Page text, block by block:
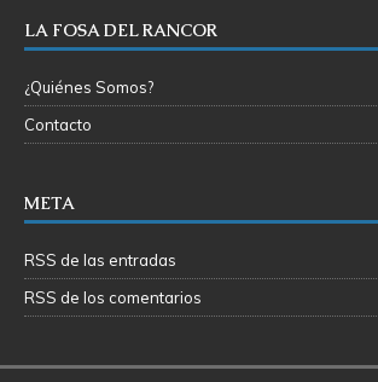
LA FOSA DEL RANCOR
¿Quiénes Somos?
Contacto
META
RSS de las entradas
RSS de los comentarios